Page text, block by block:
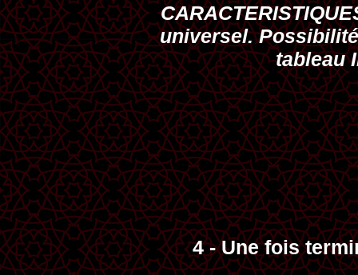
universel.
tableau
4 - Une fois